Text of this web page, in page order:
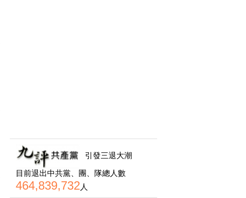
引發三退大潮
目前退出中共黨、團、隊總人數
464,839,732 人